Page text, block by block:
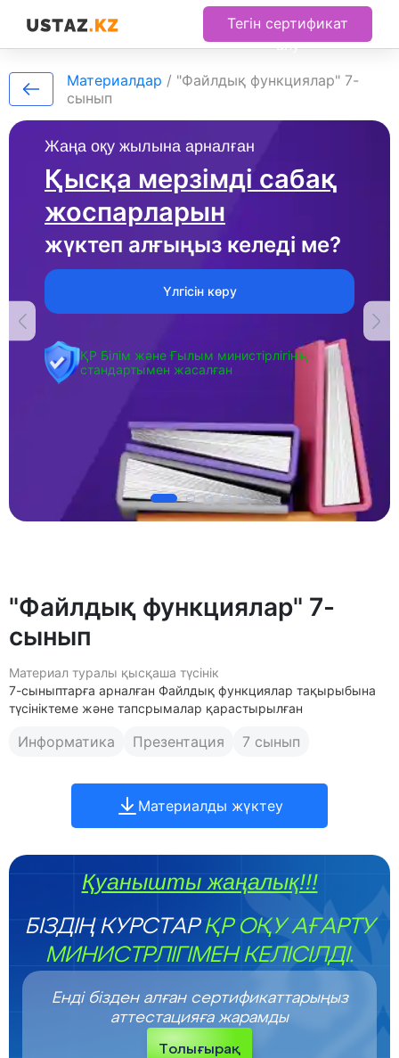
Тегін сертификат
алу
Жаңа оқу жылына арналған
Қысқа мерзімді сабақ
жоспарларын
жүктеп алғыңыз келеді ме?
Үлгісін көру
ҚР Білім және Ғылым министірлігінің
стандартымен жасалған
Материалдар / "Файлдық функциялар" 7-
сынып
"Файлдық функциялар" 7-
сынып
Материал туралы қысқаша түсінік
7-сыныптарға арналған Файлдық функциялар тақырыбына
түсініктеме және тапсрымалар қарастырылған
Информатика Презентация 7 сынып
Материалды жүктеу
Қуанышты жаңалық!!!
БІЗДІҢ КУРСТАРҚР ОҚУ АҒАРТУ
МИНИСТРЛІГІМЕН КЕЛІСІЛДІ.
Енді бізден алған сертификаттарыңыз
аттестацияға жарамды
Толығырақ